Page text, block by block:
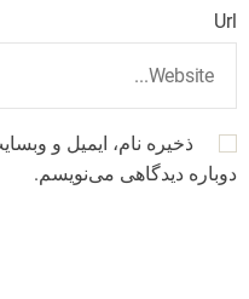
Url
ذخیره نام، ایمیل و
دوباره دیدگاهی می‌نویسم.